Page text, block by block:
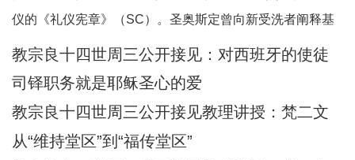
们的面容刻在祂的掌心上（参阅：依
四十九 16），祂对我们的爱，比母亲
对子女的爱更为
仪的《礼仪宪章》（SC）。圣奥斯定曾向新受洗者阐释基
督身体的奥迹，他引用了我们刚刚听到的圣保禄的这句经
12:27）他继而说道：“你们所领受的，正是属
教宗良十四世周三公开接见：​对西班牙的使徒
牧灵访问的反省
司铎职务就是耶稣圣心的爱
教宗良十四世周三公开接见教理讲授：梵二文
献 III：《礼仪宪章》
从“维持堂区”到“福传堂区”